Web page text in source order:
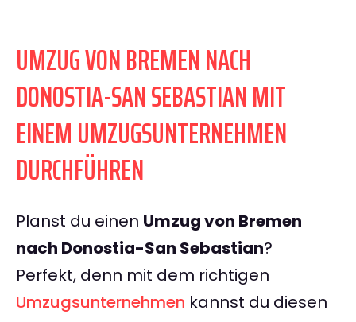
UMZUG VON BREMEN NACH
DONOSTIA-SAN SEBASTIAN MIT
EINEM UMZUGSUNTERNEHMEN
DURCHFÜHREN
Planst du einen Umzug von Bremen
nach Donostia-San Sebastian?
Perfekt, denn mit dem richtigen
Umzugsunternehmen kannst du diesen